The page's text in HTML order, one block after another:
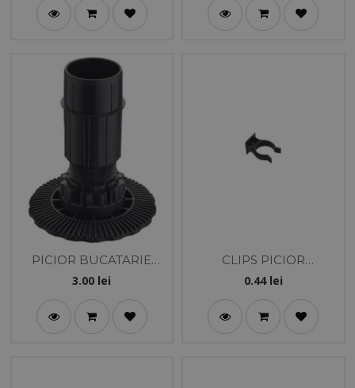
PICIOR BUCATARIE
AXILO NG H80 -
3.00 lei
CLIPS PICIOR
BUCATARIE NEGRU
0.44lei